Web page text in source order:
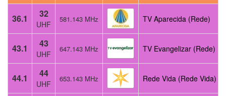
36.1 32
UHF
581.143 MHz TV Aparecida (Rede)
43.1 43
UHF
647.143 MHz TV Evangelizar (Rede)
44.1 44
UHF
653.143 MHz Rede Vida (Rede Vida)